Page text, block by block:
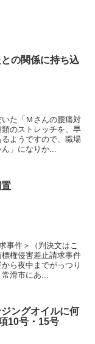
の関係に持ち込
た「Ｍさんの腰痛対
のストレッチを、早
ようですので、職場
」になりか...
事件＞（判決文はこ
権侵害差止請求事件
ら夜中までがっつり
滑市にあ...
ングオイルに何
10号・15号